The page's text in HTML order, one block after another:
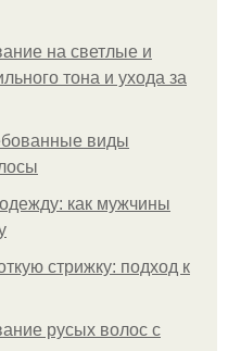
на светлые и
тона и ухода за
виды
как мужчины
стрижку: подход к
русых волос с